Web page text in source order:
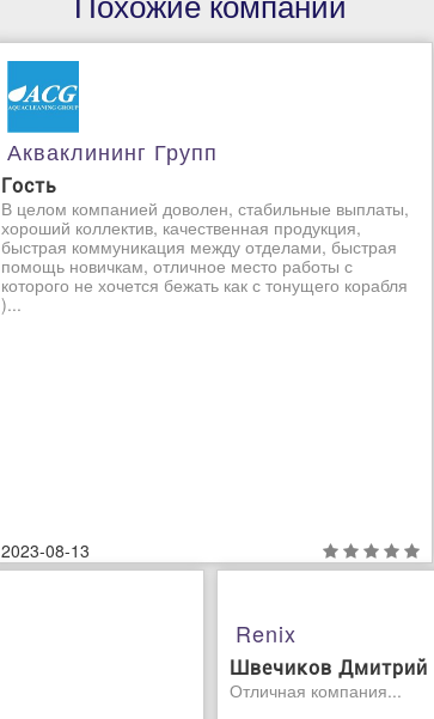
Похожие компании
Акваклининг Групп
Гость
В целом компанией доволен, стабильные выплаты,
хороший коллектив, качественная продукция,
быстрая коммуникация между отделами, быстрая
помощь новичкам, отличное место работы с
которого не хочется бежать как с тонущего корабля
)...
2023-08-13
Renix
Швечиков Дмитрий
Отличная компания...